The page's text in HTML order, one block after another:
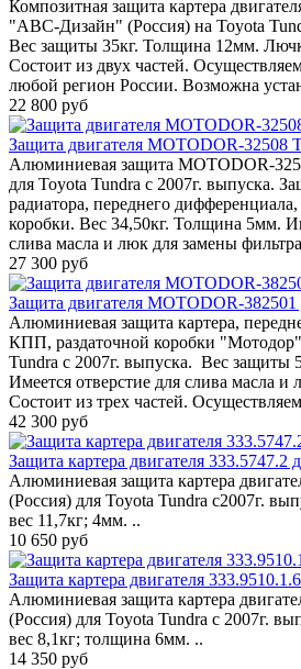
Композитная защита картера
"АВС-Дизайн" (Россия) на Toyota
Вес защиты 35кг. Толщина 12мм.
Состоит из двух частей.
любой регион России. Возможна
22 800 руб
Защита двигателя MOTODOR-32508
Алюминиевая защита MOTODOR-
для Toyota Tundra с 2007г. выпуска.
радиатора, переднего
коробки. Вес 34,50кг. Толщина 5мм.
слива масла и люк для замены
27 300 руб
Защита двигателя MOTODOR-382501
Алюминиевая защита картера,
КПП, раздаточной коробки "Мотодор"
Tundra с 2007г. выпуска. Вес защиты
Имеется отверстие для слива масла и
Состоит из трех частей.
42 300 руб
Защита картера двигателя 333.5747.2
Алюминиевая защита картера
(Россия) для Toyota Tundra с2007г.
вес 11,7кг; 4мм. ..
10 650 руб
Защита картера двигателя
Алюминиевая защита картера
(Россия) для Toyota Tundra с 2007г.
вес 8,1кг; толщина 6мм. ..
14 350 руб